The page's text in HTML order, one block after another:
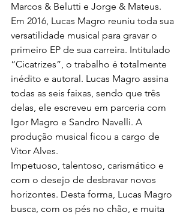
Marcos & Belutti e Jorge & Mateus.
Em 2016, Lucas Magro reuniu toda sua
versatilidade musical para gravar o
primeiro EP de sua carreira. Intitulado
“Cicatrizes”, o trabalho é totalmente
inédito e autoral. Lucas Magro assina
todas as seis faixas, sendo que três
delas, ele escreveu em parceria com
Igor Magro e Sandro Navelli. A
produção musical ficou a cargo de
Vitor Alves.
Impetuoso, talentoso, carismático e
com o desejo de desbravar novos
horizontes. Desta forma, Lucas Magro
busca, com os pés no chão, e muita